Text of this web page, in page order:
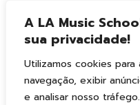
A LA Music
sua privacidade!
Utilizamos cookies
navegação, exibir
e analisar nosso